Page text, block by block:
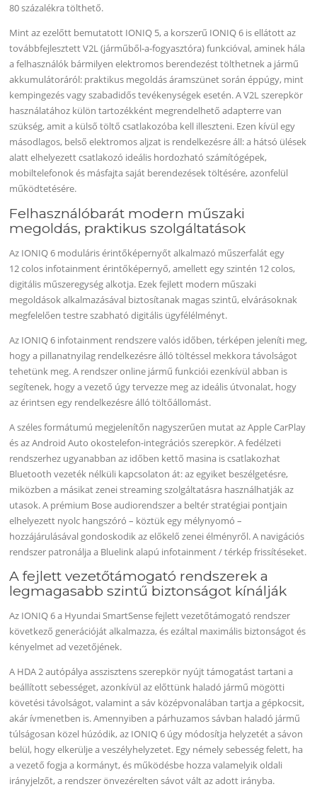
80 százalékra tölthető.
Mint az ezelőtt bemutatott IONIQ 5, a korszerű IONIQ 6 is ellátott az
továbbfejlesztett V2L (járműből-a-fogyasztóra) funkcióval, aminek hála
a felhasználók bármilyen elektromos berendezést tölthetnek a jármű
akkumulátoráról: praktikus megoldás áramszünet során éppúgy, mint
kempingezés vagy szabadidős tevékenységek esetén. A V2L szerepkör
használatához külön tartozékként megrendelhető adapterre van
szükség, amit a külső töltő csatlakozóba kell illeszteni. Ezen kívül egy
másodlagos, belső elektromos aljzat is rendelkezésre áll: a hátsó ülések
alatt elhelyezett csatlakozó ideális hordozható számítógépek,
mobiltelefonok és másfajta saját berendezések töltésére, azonfelül
működtetésére.
Felhasználóbarát modern műszaki
megoldás, praktikus szolgáltatások
Az IONIQ 6 moduláris érintőképernyőt alkalmazó műszerfalát egy
12 colos infotainment érintőképernyő, amellett egy szintén 12 colos,
digitális műszeregység alkotja. Ezek fejlett modern műszaki
megoldások alkalmazásával biztosítanak magas szintű, elvárásoknak
megfelelően testre szabható digitális ügyfélélményt.
Az IONIQ 6 infotainment rendszere valós időben, térképen jeleníti meg,
hogy a pillanatnyilag rendelkezésre álló töltéssel mekkora távolságot
tehetünk meg. A rendszer online jármű funkciói ezenkívül abban is
segítenek, hogy a vezető úgy tervezze meg az ideális útvonalat, hogy
az érintsen egy rendelkezésre álló töltőállomást.
A széles formátumú megjelenítőn nagyszerűen mutat az Apple CarPlay
és az Android Auto okostelefon-integrációs szerepkör. A fedélzeti
rendszerhez ugyanabban az időben kettő masina is csatlakozhat
Bluetooth vezeték nélküli kapcsolaton át: az egyiket beszélgetésre,
miközben a másikat zenei streaming szolgáltatásra használhatják az
utasok. A prémium Bose audiorendszer a beltér stratégiai pontjain
elhelyezett nyolc hangszóró – köztük egy mélynyomó –
hozzájárulásával gondoskodik az előkelő zenei élményről. A navigációs
rendszer patronálja a Bluelink alapú infotainment / térkép frissítéseket.
A fejlett vezetőtámogató rendszerek a
legmagasabb szintű biztonságot kínálják
Az IONIQ 6 a Hyundai SmartSense fejlett vezetőtámogató rendszer
következő generációját alkalmazza, és ezáltal maximális biztonságot és
kényelmet ad vezetőjének.
A HDA 2 autópálya asszisztens szerepkör nyújt támogatást tartani a
beállított sebességet, azonkívül az előttünk haladó jármű mögötti
követési távolságot, valamint a sáv középvonalában tartja a gépkocsit,
akár ívmenetben is. Amennyiben a párhuzamos sávban haladó jármű
túlságosan közel húzódik, az IONIQ 6 úgy módosítja helyzetét a sávon
belül, hogy elkerülje a veszélyhelyzetet. Egy némely sebesség felett, ha
a vezető fogja a kormányt, és működésbe hozza valamelyik oldali
irányjelzőt, a rendszer önvezérelten sávot vált az adott irányba.